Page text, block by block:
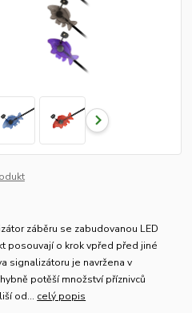
záběru se zabudovanou LED
posouvají o krok vpřed před jiné
signalizátoru je navržena v
potěší množství příznivců
od... celý popis